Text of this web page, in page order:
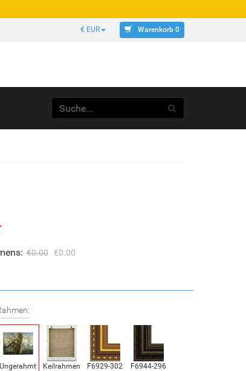
€ EUR Warenkorb 0
€0.00 €0.00
Ungerahmt Keilrahmen F6929-302 F6944-296